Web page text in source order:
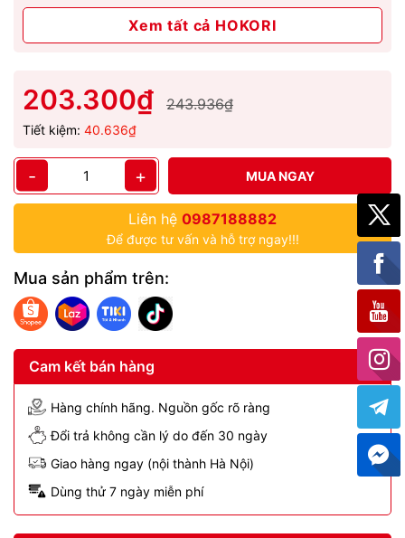
Xem tất cả HOKORI
203.300₫ 243.936₫
Tiết kiệm: 40.636₫
- + MUA NGAY
Liên hệ 0987188882
Để được tư vấn và hỗ trợ ngay!!!
Mua sản phẩm trên:
Cam kết bán hàng
Hàng chính hãng. Nguồn gốc rõ ràng
Đổi trả không cần lý do đến 30 ngày
Giao hàng ngay (nội thành Hà Nội)
Dùng thử 7 ngày miễn phí